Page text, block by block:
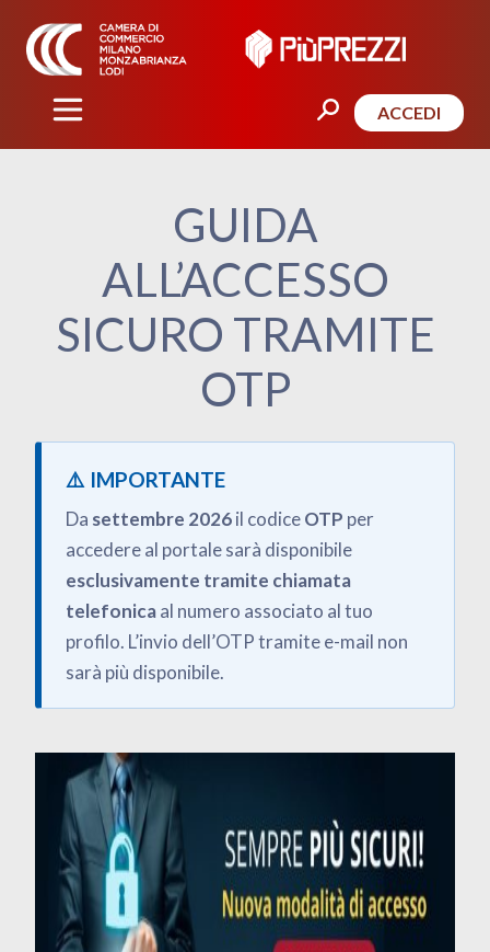
ACCEDI
GUIDA
ALL’ACCESSO
SICURO TRAMITE
OTP
⚠️ IMPORTANTE
Da settembre 2026il codiceOTP per
accedere al portale sarà disponibile
esclusivamente tramite chiamata
telefonicaal numero associato al tuo
profilo. L’invio dell’OTP tramite e-mail non
sarà più disponibile.